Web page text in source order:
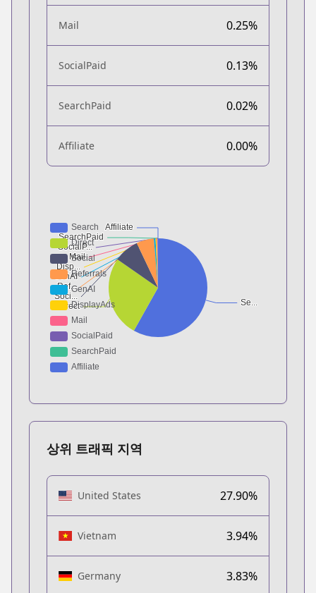
Mail 0.25%
SocialPaid 0.13%
SearchPaid 0.02%
Affiliate 0.00%
상위 트래픽 지역
United States 27.90%
Vietnam 3.94%
Germany 3.83%